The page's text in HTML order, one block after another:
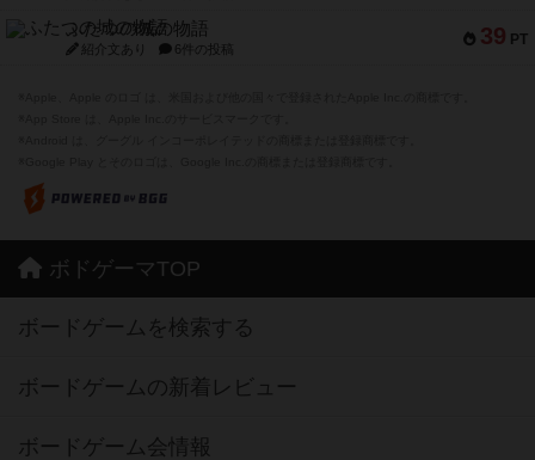
39 PT
ふたつの城の物語
紹介文あり 6件の投稿
ボドゲーマTOP
ボードゲームを検索する
ボードゲームの新着レビュー
ボードゲーム会情報